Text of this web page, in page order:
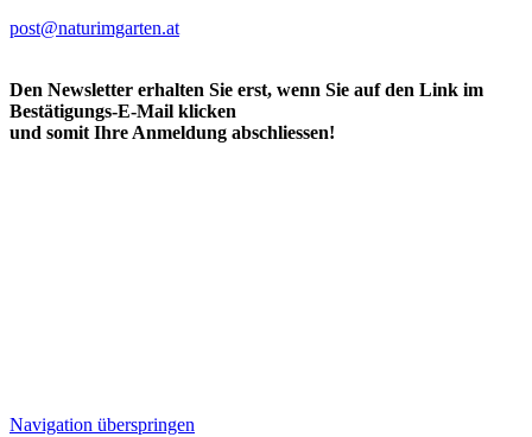
post@naturimgarten.at
Den Newsletter erhalten Sie erst, wenn Sie auf den Link im
Bestätigungs-E-Mail klicken
und somit Ihre Anmeldung abschliessen!
Navigation überspringen